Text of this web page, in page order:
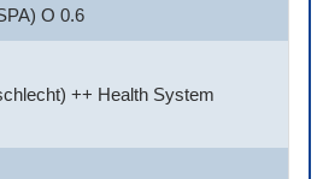
O 0.6
++ Health System